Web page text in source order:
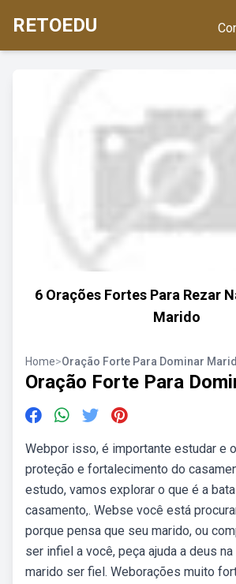
RETOEDU
6 Orações Fortes Para Rezar
Marido
Home>Oração Forte Para Dominar
Oração Forte Para
Webpor isso, é importante estudar e
proteção e fortalecimento do
estudo, vamos explorar o que é a
casamento,. Webse você está
porque pensa que seu marido, ou
ser infiel a você, peça ajuda a deus na
marido ser fiel. Weborações muito